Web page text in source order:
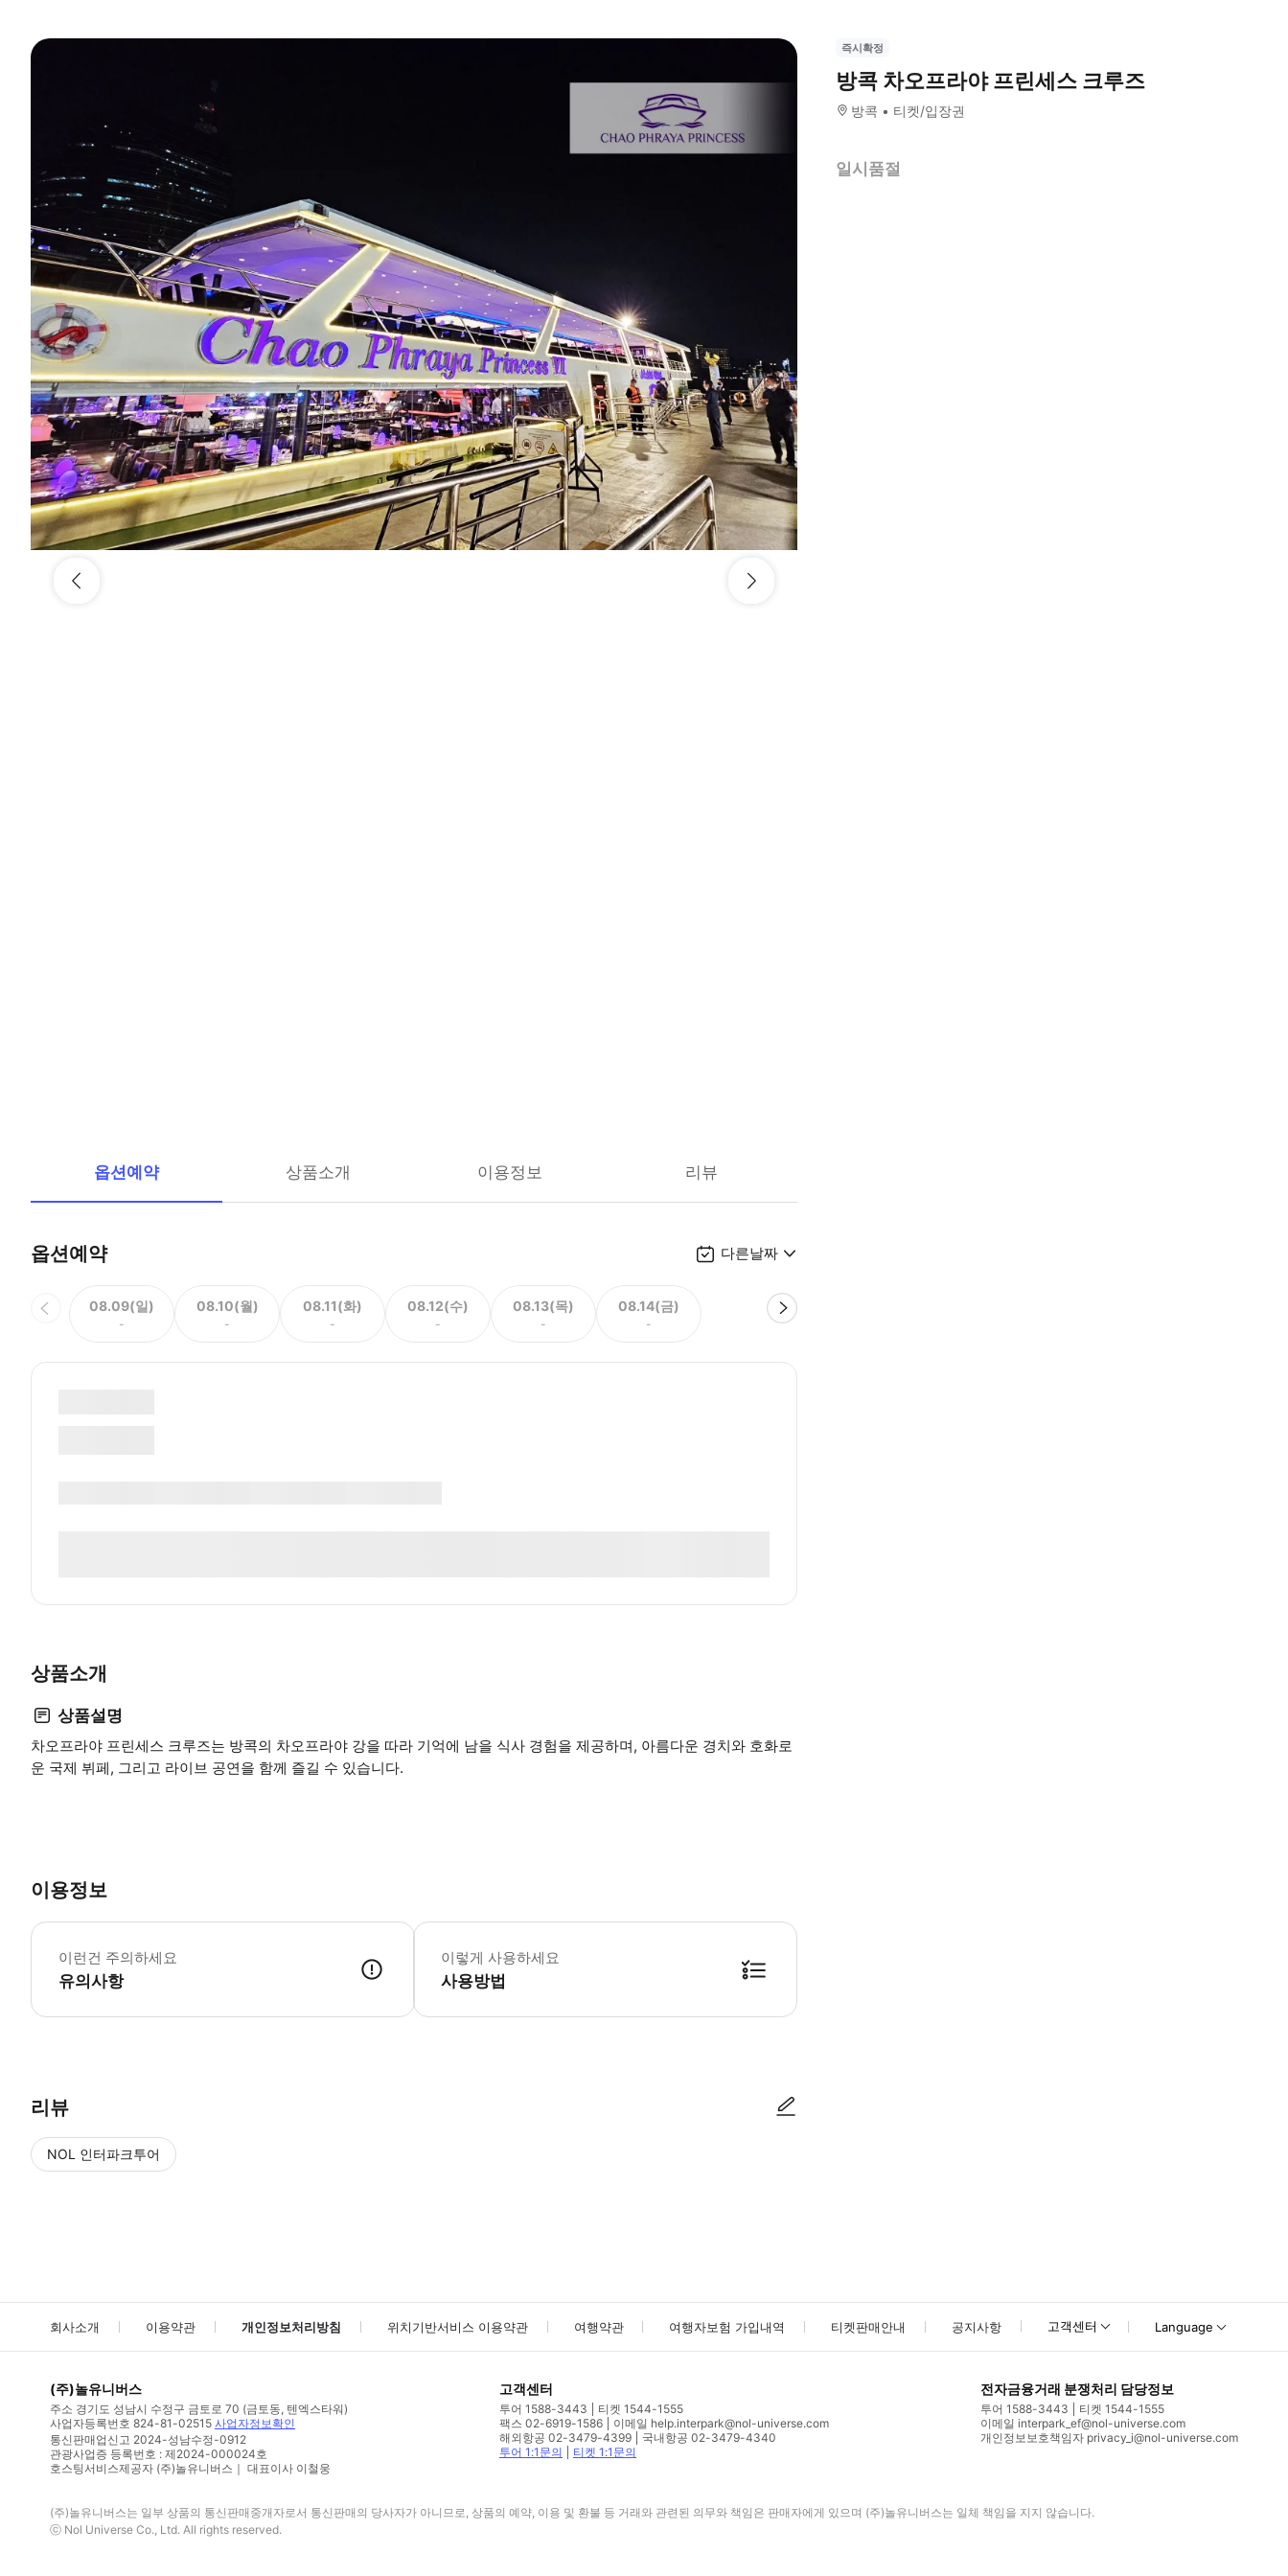
옵션예약 상품소개 이용정보 리뷰
옵션예약 다른날짜
08.09(일)
-
08.10(월)
-
08.11(화)
-
08.12(수)
-
08.13(목)
-
08.14(금)
-
상품소개
상품설명
차오프라야 프린세스 크루즈는 방콕의 차오프라야 강을 따라 기억에 남을 식사 경험을 제공하며, 아름다운 경치와 호화로
운 국제 뷔페, 그리고 라이브 공연을 함께 즐길 수 있습니다.
이용정보
이런건 주의하세요
유의사항
금지 사항 및 제한 이 액티비티는 알레르기나 글루텐 불내성 관련 식단 요구사항을 수용할 수 없습니다. 외부 음식 및 음료 반입이 금지됩니다. 접근성 이
이렇게 사용하세요
사용방법
리뷰
NOL 인터파크투어
즉시확정
방콕 차오프라야 프린세스 크루즈
방콕 티켓/입장권
일시품절
회사소개 이용약관 개인정보처리방침 위치기반서비스 이용약관 여행약관 여행자보험 가입내역 티켓판매안내 공지사항 고객센터 Language
(주)놀유니버스
주소 경기도 성남시 수정구 금토로 70 (금토동, 텐엑스타워)
사업자등록번호 824-81-02515 사업자정보확인
통신판매업신고 2024-성남수정-0912
관광사업증 등록번호 : 제2024-000024호
호스팅서비스제공자 (주)놀유니버스｜ 대표이사 이철웅
고객센터
투어 1588-3443
티켓 1544-1555
팩스 02-6919-1586
이메일 help.interpark@nol-universe.com
해외항공 02-3479-4399
국내항공 02-3479-4340
투어 1:1문의
티켓 1:1문의
전자금융거래 분쟁처리 담당정보
투어 1588-3443
티켓 1544-1555
이메일 interpark_ef@nol-universe.com
개인정보보호책임자 privacy_i@nol-universe.com
(주)놀유니버스는 일부 상품의 통신판매중개자로서 통신판매의 당사자가 아니므로, 상품의 예약, 이용 및 환불 등 거래와 관련된 의무와 책임은 판매자에게 있으며 (주)놀유니버스는 일체 책임을 지지 않습니다.
ⓒ Nol Universe Co., Ltd. All rights reserved.